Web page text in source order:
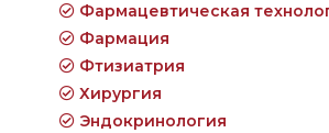
Фармацевтическая
Фармация
Фтизиатрия
Хирургия
Эндокринология